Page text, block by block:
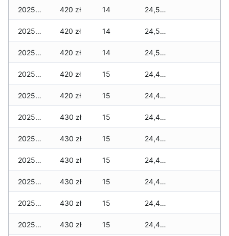
2025-11-30 420 zł 14 24,530 zł
2025-11-29 420 zł 14 24,530 zł
2025-11-28 420 zł 14 24,530 zł
2025-11-27 420 zł 15 24,480 zł
2025-11-26 420 zł 15 24,460 zł
2025-11-25 430 zł 15 24,460 zł
2025-11-24 430 zł 15 24,460 zł
2025-11-23 430 zł 15 24,460 zł
2025-11-22 430 zł 15 24,460 zł
2025-11-21 430 zł 15 24,410 zł
2025-11-20 430 zł 15 24,410 zł